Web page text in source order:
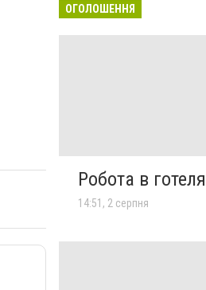
ОГОЛОШЕННЯ
Робота в
14:51, 2 серпня